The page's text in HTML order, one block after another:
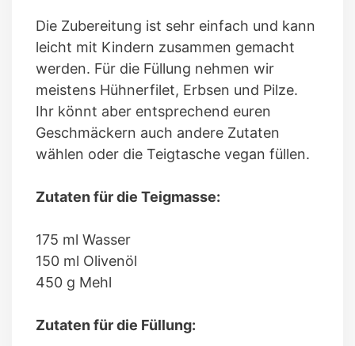
Die Zubereitung ist sehr einfach und kann
leicht mit Kindern zusammen gemacht
werden. Für die Füllung nehmen wir
meistens Hühnerfilet, Erbsen und Pilze.
Ihr könnt aber entsprechend euren
Geschmäckern auch andere Zutaten
wählen oder die Teigtasche vegan füllen.
Zutaten für die Teigmasse:
175 ml Wasser
150 ml Olivenöl
450 g Mehl
Zutaten für die Füllung: